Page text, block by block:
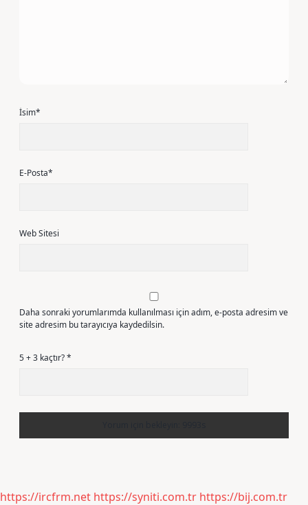
İsim*
E-Posta*
Web Sitesi
Daha sonraki yorumlarımda kullanılması için adım, e-posta adresim ve
site adresim bu tarayıcıya kaydedilsin.
5 + 3 kaçtır?*
https://ircfrm.net https://syniti.com.tr https://bij.com.tr